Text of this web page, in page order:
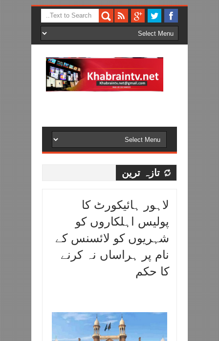
تازہ ترین
لاہور ہائیکورٹ کا
پولیس اہلکاروں کو
شہریوں کو لائسنس کے
نام پر ہراساں نہ کرنے
کا حکم